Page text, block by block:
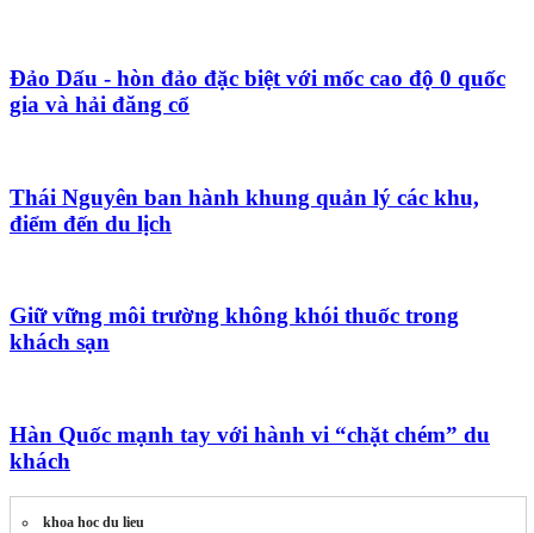
Đảo Dấu - hòn đảo đặc biệt với mốc cao độ 0 quốc
gia và hải đăng cổ
Thái Nguyên ban hành khung quản lý các khu,
điểm đến du lịch
Giữ vững môi trường không khói thuốc trong
khách sạn
Hàn Quốc mạnh tay với hành vi “chặt chém” du
khách
khoa hoc du lieu